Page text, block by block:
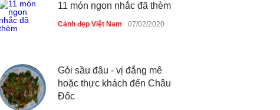
11 món ngon nhắc đã thèm
Cảnh đẹp Việt Nam 07/02/2020
Gỏi sầu đâu - vị đắng mê
hoặc thực khách đến Châu
Đốc